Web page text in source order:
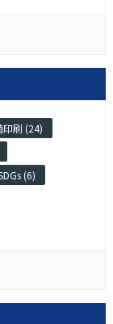
印刷 (24)
(6)